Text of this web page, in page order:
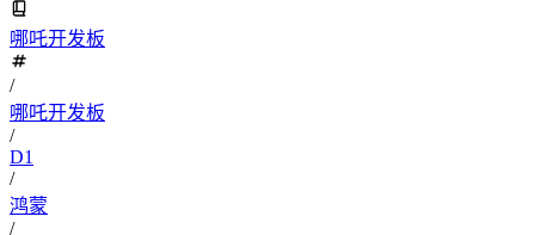
哪吒开发板
/
哪吒开发板
/
D1
/
鸿蒙
/